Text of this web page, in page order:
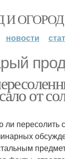
И ОГОРОД
новости
от
пересолить